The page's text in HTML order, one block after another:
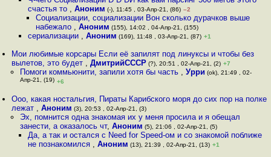
счастья то , Аноним (-), 11:45 , 03-Апр-21, (86) –2
Социализации, социализации Вон сколько дурачков выше
набежало ,Аноним (155), 14:02 , 04-Апр-21, (155)
сериализации , Аноним (169), 11:48 , 03-Апр-21, (87) +1
Мои любимые корсары Если её запилят под линуксы и чтобы без
вылетов, это будет ,ДмитрийСССР (?), 20:51 , 02-Апр-21, (2) +7
Помоги коммьюнити, запили хотя бы часть , Урри (ok), 21:49 , 02-
Апр-21, (19) +6
Ооо, какая ностальгия, Пираты Карибского моря до сих пор на полке
лежат ,Аноним (3), 20:53 , 02-Апр-21, (3)
Эх, помнится одна знакомая их у меня просила и я обещал
занести, а оказалось чт, Аноним (5), 21:06 , 02-Апр-21, (5)
Да, а так и остался с Need for Speed-ом и со знакомой поближе
не познакомился , Аноним (13), 21:39 , 02-Апр-21, (13) +1